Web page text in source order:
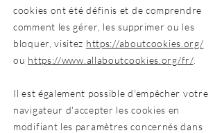
cookies ont été définis et de comprendre
comment les gérer, les supprimer ou les
bloquer, visitez https://aboutcookies.org/
ou https://www.allaboutcookies.org/fr/.
Il est également possible d'empêcher votre
navigateur d'accepter les cookies en
modifiant les paramètres concernés dans